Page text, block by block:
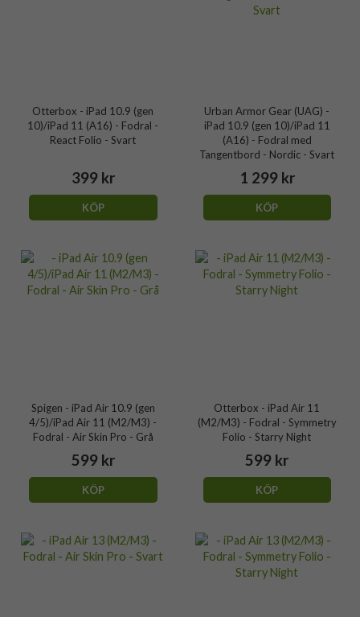
Otterbox - iPad 10.9 (gen
10)/iPad 11 (A16) - Fodral -
React Folio - Svart
399 kr
KÖP
Urban Armor Gear (UAG) -
iPad 10.9 (gen 10)/iPad 11
(A16) - Fodral med
Tangentbord - Nordic - Svart
1 299 kr
KÖP
Spigen - iPad Air 10.9 (gen
4/5)/iPad Air 11 (M2/M3) -
Fodral - Air Skin Pro - Grå
599 kr
KÖP
Otterbox - iPad Air 11
(M2/M3) - Fodral - Symmetry
Folio - Starry Night
599 kr
KÖP